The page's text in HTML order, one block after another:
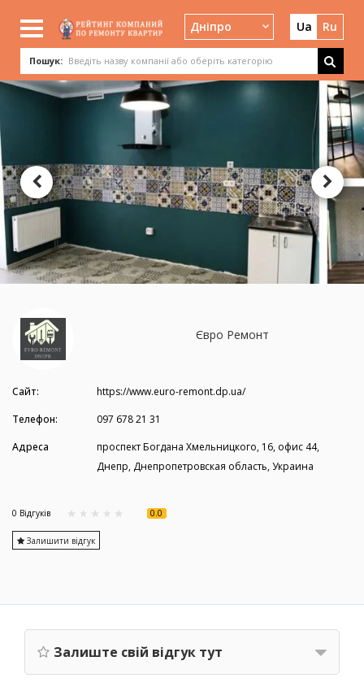
Дніпро Ua Ru
Пошук:
Євро Ремонт
Сайт:
https://www.euro-remont.dp.ua/
Телефон:
097 678 21 31
Адреса
проспект Богдана Хмельницкого, 16, офис 44,
Днепр, Днепропетровская область, Украина
0 Вiдгукiв 0.0
Залишити відгук
Залиште свій відгук тут